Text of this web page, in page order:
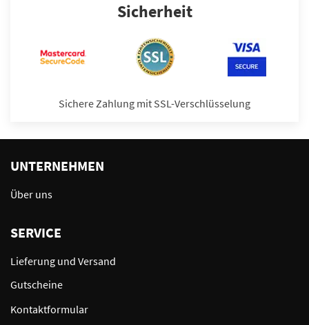
Sicherheit
Sichere Zahlung mit SSL-Verschlüsselung
UNTERNEHMEN
Über uns
SERVICE
Lieferung und Versand
Gutscheine
Kontaktformular